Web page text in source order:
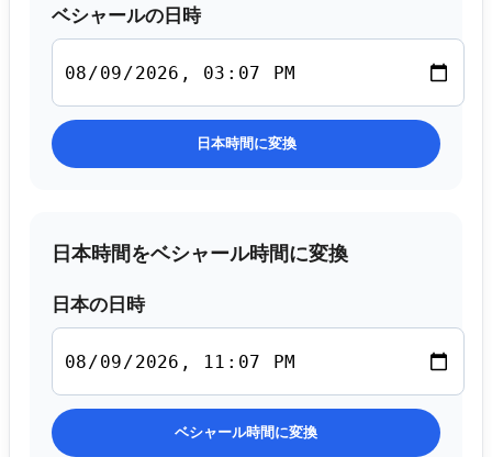
ベシャールの日時
日本時間に変換
日本時間をベシャール時間に変換
日本の日時
ベシャール時間に変換